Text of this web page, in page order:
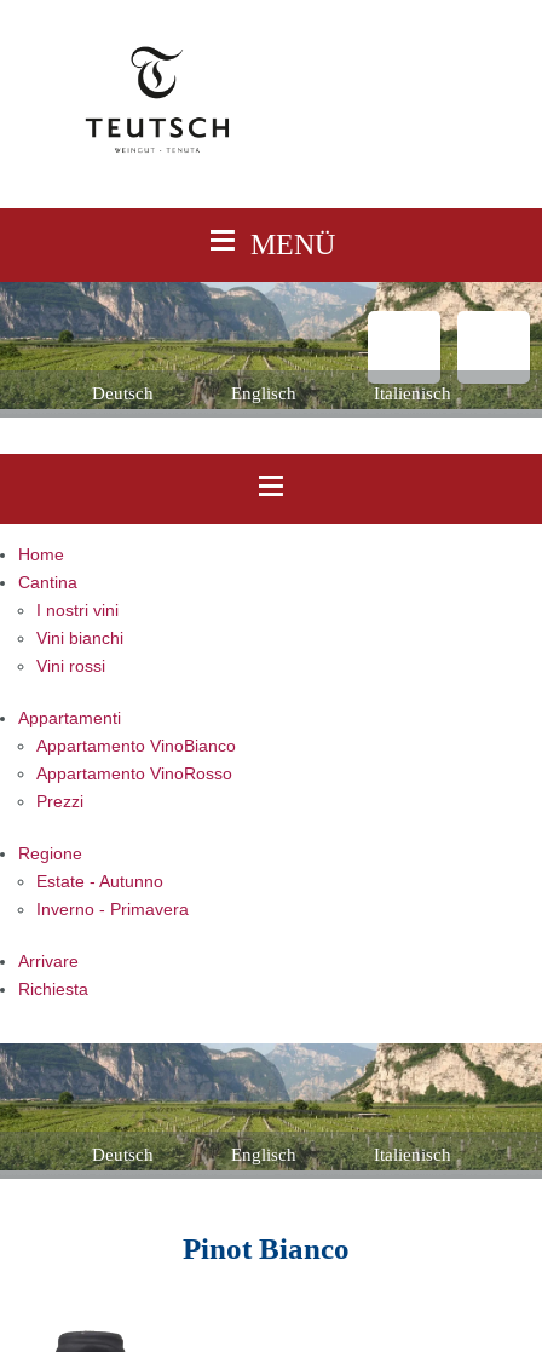
≡ MENÜ
Deutsch Englisch Italienisch
≡
Home
Cantina
I nostri vini
Vini bianchi
Vini rossi
Appartamenti
Appartamento VinoBianco
Appartamento VinoRosso
Prezzi
Regione
Estate - Autunno
Inverno - Primavera
Arrivare
Richiesta
Deutsch Englisch Italienisch
Pinot Bianco